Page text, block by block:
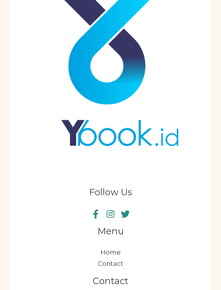
Follow Us
Menu
Home
Contact
Contact